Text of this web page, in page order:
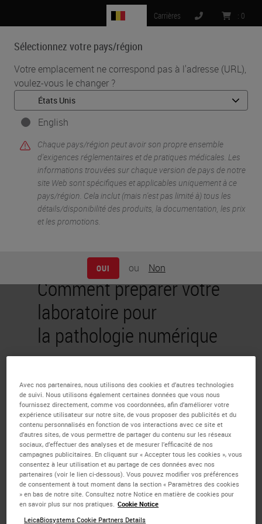
Sélectionnez votre pays/région
Votre emplacement ne correspond pas à l'adresse (URL),
voulez-vous le changer ?
English
Chaque pays/région peut avoir son propre ensemble
d'exigences réglementaires et de pratiques médicales. Les
informations trouvées sur chaque version de pays de notre
site Web sont spécifiques et applicables uniquement à ce
pays/région. Cela inclut (mais n'est pas limité à) tous les
détails/disponibilité des produits, la documentation, les prix
et les promotions.
OUI ou Non
Carrières : 0
MENU
Accueil • Knowledge Pathway •
Comment préparer votre laboratoire pour la pathologie numérique
Comment préparer votre
laboratoire pour
la pathologie numérique
Digital Pathology
About the presenter
Olga Colgan , Strategic
Marketing Director - Digital
Pathology
Dr. Colgan has over a decade of
experience in the digital pathology
Avec nos partenaires, nous utilisons des cookies et d’autres technologies
de suivi. Nous utilisons également certaines données que vous nous
fournissez directement, comme vos coordonnées, afin d’améliorer votre
expérience utilisateur sur notre site, de vous proposer des publicités et du
contenu personnalisés en fonction de vos interactions avec ce site et
d’autres sites, de vous permettre de partager du contenu sur les réseaux
sociaux, d’effectuer des analyses et de mesurer l’efficacité de nos
campagnes publicitaires. En cliquant sur « Accepter tous les cookies », vous
consentez à leur utilisation et au partage de ces données avec nos
partenaires (voir le lien ci-dessous). Vous pouvez modifier vos préférences
de consentement à tout moment dans la section « Paramètres des cookies
» en bas de notre site. Consultez notre Notice en matière de cookies pour
en savoir plus sur nos pratiques. Cookie Notice
LeicaBiosystems Cookie Partners Details